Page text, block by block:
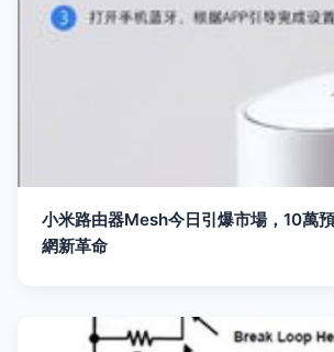
小米路由器Mesh今日引爆市場，10萬
網新革命